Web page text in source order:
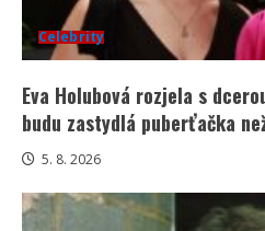
Celebrity
Eva Holubová rozjela s
budu zastydlá puberťačka
5. 8. 2026